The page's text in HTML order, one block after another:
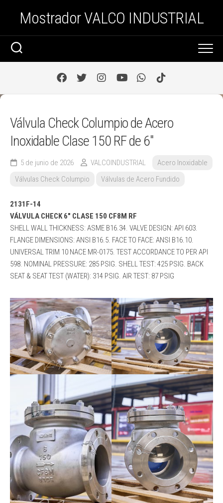
Mostrador VALCO INDUSTRIAL
Válvula Check Columpio de Acero
Inoxidable Clase 150 RF de 6″
5 de junio de 2026 VALCOINDUSTRIAL
Acero Inoxidable
Válvulas Check Columpio
Válvulas de Acero Fundido
2131F-14
VÁLVULA CHECK 6″ CLASE 150 CF8M RF
SHELL WALL THICKNESS: ASME B16.34. VALVE DESIGN: API 603.
FLANGE DIMENSIONS: ANSI B16.5. FACE TO FACE: ANSI B16.10.
UNIVERSAL TRIM 10 NACE MR-0175. TEST ACCORDANCE TO PER API
598. NOMINAL PRESSURE: 285 PSIG. SHELL TEST: 425 PSIG. BACK
SEAT & SEAT TEST (WATER): 314 PSIG. AIR TEST: 87 PSIG